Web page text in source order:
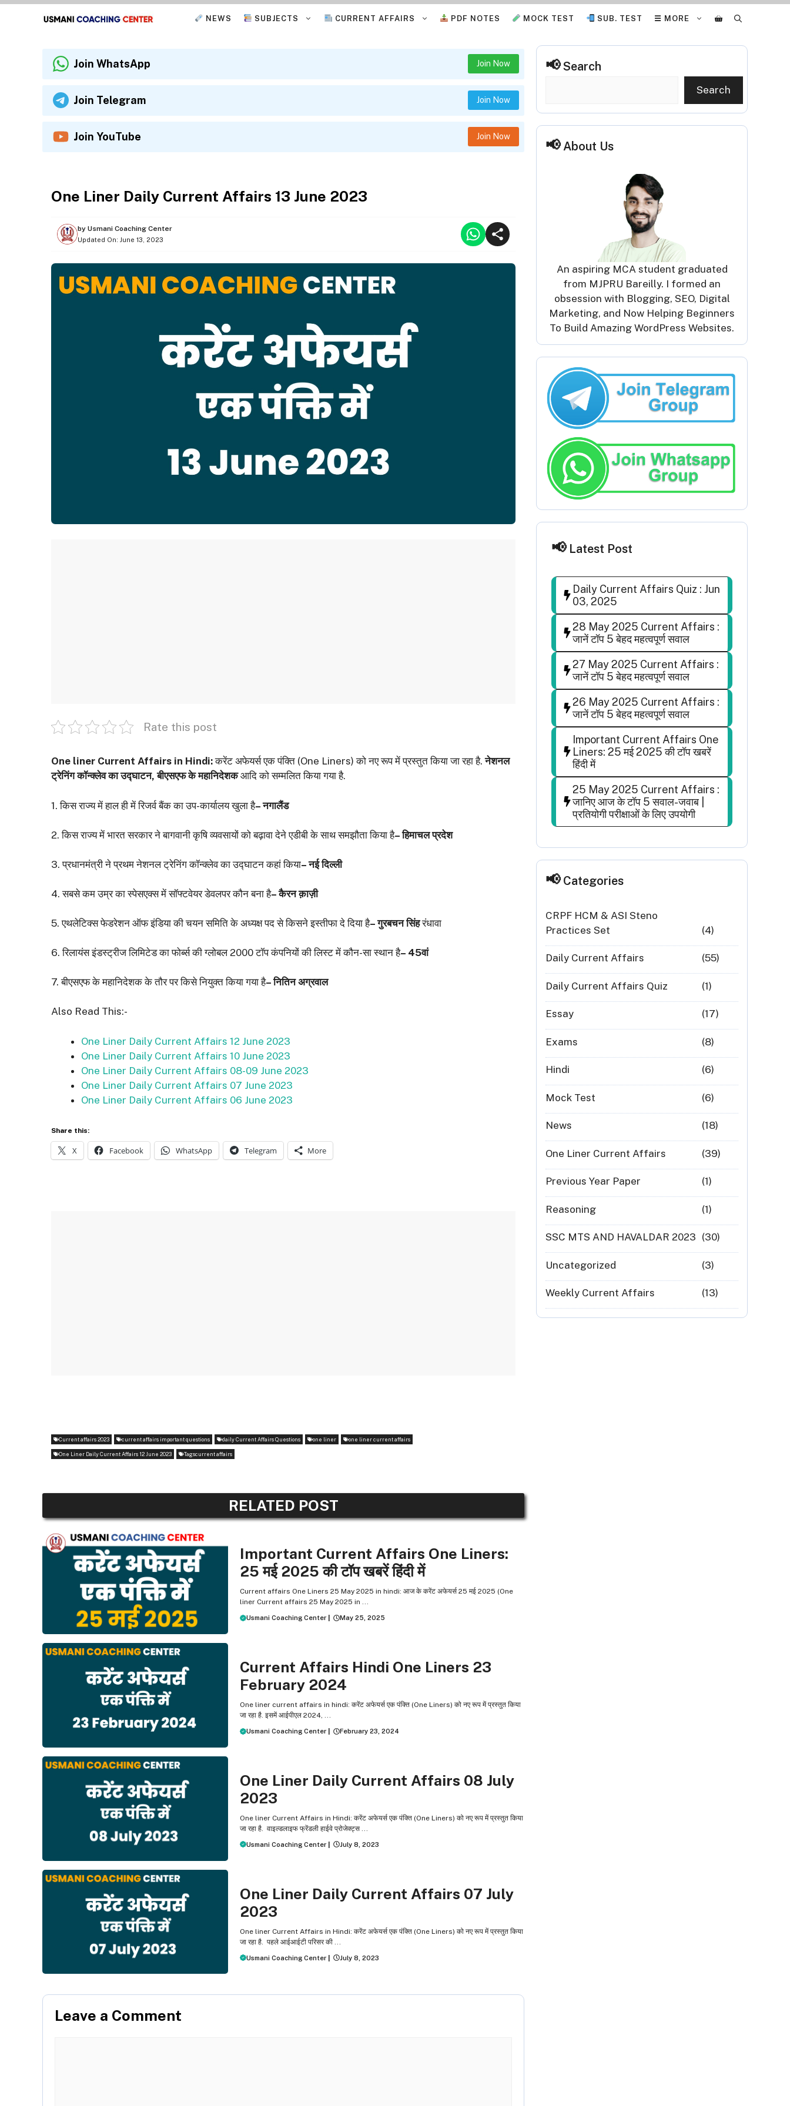
NEWS SUBJECTS CURRENT AFFAIRS PDF NOTES MOCK TEST SUB. TEST ☰ MORE
Join WhatsApp Join Now
Join Telegram Join Now
Join YouTube Join Now
One Liner Daily Current Affairs 13 June 2023
by Usmani Coaching Center
Updated On: June 13, 2023
Rate this post
One liner Current Affairs in Hindi:करेंट अफेयर्स एक पंक्ति (One Liners) को नए रूप में प्रस्तुत किया जा रहा है.नेशनल
ट्रेनिंग कॉन्क्लेव का उद्घाटन, बीएसएफ के महानिदेशकआदि को सम्मलित किया गया है.
1. किस राज्य में हाल ही में रिजर्व बैंक का उप-कार्यालय खुला है– नगालैंड
2. किस राज्य में भारत सरकार ने बागवानी कृषि व्यवसायों को बढ़ावा देने एडीबी के साथ समझौता किया है– हिमाचल प्रदेश
3. प्रधानमंत्री ने प्रथम नेशनल ट्रेनिंग कॉन्क्लेव का उद्घाटन कहां किया– नई दिल्ली
4. सबसे कम उम्र का स्पेसएक्स में सॉफ्टवेयर डेवलपर कौन बना है– कैरन क़ाज़ी
5. एथलेटिक्स फेडरेशन ऑफ इंडिया की चयन समिति के अध्यक्ष पद से किसने इस्तीफा दे दिया है– गुरबचन सिंहरंधावा
6. रिलायंस इंडस्ट्रीज लिमिटेड का फोर्ब्स की ग्लोबल 2000 टॉप कंपनियों की लिस्ट में कौन-सा स्थान है– 45वां
7. बीएसएफ के महानिदेशक के तौर पर किसे नियुक्त किया गया है– नितिन अग्रवाल
Also Read This:-
One Liner Daily Current Affairs 12 June 2023
One Liner Daily Current Affairs 10 June 2023
One Liner Daily Current Affairs 08-09 June 2023
One Liner Daily Current Affairs 07 June 2023
One Liner Daily Current Affairs 06 June 2023
Share this:
X Facebook WhatsApp Telegram More
Current affairs 2023 current affairs important questions daily Current Affairs Questions one liner one liner current affairs
One Liner Daily Current Affairs 12 June 2023 Tagscurrent affairs
RELATED POST
Important Current Affairs One Liners:
25 मई 2025 की टॉप खबरें हिंदी में
Current affairs One Liners 25 May 2025 in hindi: आज के करेंट अफेयर्स 25 मई 2025 (One
liner Current affairs 25 May 2025 in ...
Usmani Coaching Center May 25, 2025
Current Affairs Hindi One Liners 23
February 2024
One liner current affairs in hindi: करेंट अफेयर्स एक पंक्ति (One Liners) को नए रूप में प्रस्तुत किया
जा रहा है. इसमें आईपीएल 2024, ...
Usmani Coaching Center February 23, 2024
One Liner Daily Current Affairs 08 July
2023
One liner Current Affairs in Hindi: करेंट अफेयर्स एक पंक्ति (One Liners) को नए रूप में प्रस्तुत किया
जा रहा है. वाइल्डलाइफ फ्रेंडली हाईवे प्रोजेक्ट्स ...
Usmani Coaching Center July 8, 2023
One Liner Daily Current Affairs 07 July
2023
One liner Current Affairs in Hindi: करेंट अफेयर्स एक पंक्ति (One Liners) को नए रूप में प्रस्तुत किया
जा रहा है. पहले आईआईटी परिसर की ...
Usmani Coaching Center July 8, 2023
Leave a Comment
Search
Search
About Us
An aspiring MCA student graduated
from MJPRU Bareilly. I formed an
obsession with Blogging, SEO, Digital
Marketing, and Now Helping Beginners
To Build Amazing WordPress Websites.
Latest Post
Daily Current Affairs Quiz : Jun
03, 2025
28 May 2025 Current Affairs :
जानें टॉप 5 बेहद महत्वपूर्ण सवाल
27 May 2025 Current Affairs :
जानें टॉप 5 बेहद महत्वपूर्ण सवाल
26 May 2025 Current Affairs :
जानें टॉप 5 बेहद महत्वपूर्ण सवाल
Important Current Affairs One
Liners: 25 मई 2025 की टॉप खबरें
हिंदी में
25 May 2025 Current Affairs :
जानिए आज के टॉप 5 सवाल-जवाब |
प्रतियोगी परीक्षाओं के लिए उपयोगी
Categories
CRPF HCM & ASI Steno
Practices Set
(4)
Daily Current Affairs (55)
Daily Current Affairs Quiz (1)
Essay (17)
Exams (8)
Hindi (6)
Mock Test (6)
News (18)
One Liner Current Affairs (39)
Previous Year Paper (1)
Reasoning (1)
SSC MTS AND HAVALDAR 2023 (30)
Uncategorized (3)
Weekly Current Affairs (13)